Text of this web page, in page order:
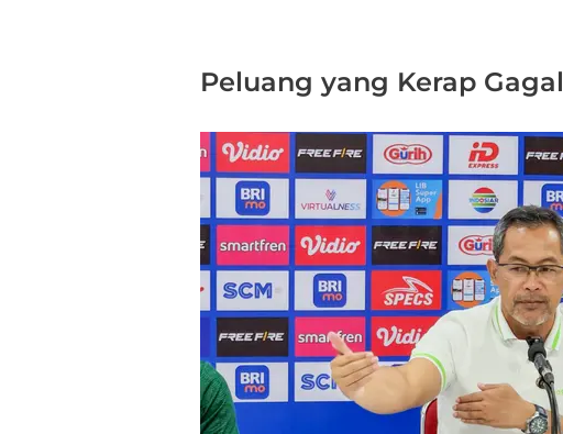
Peluang yang Kerap Gagal